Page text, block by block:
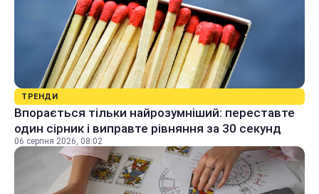
ТРЕНДИ
Впорається тільки найрозумніший: переставте
один сірник і виправте рівняння за 30 секунд
06 серпня 2026, 08:02